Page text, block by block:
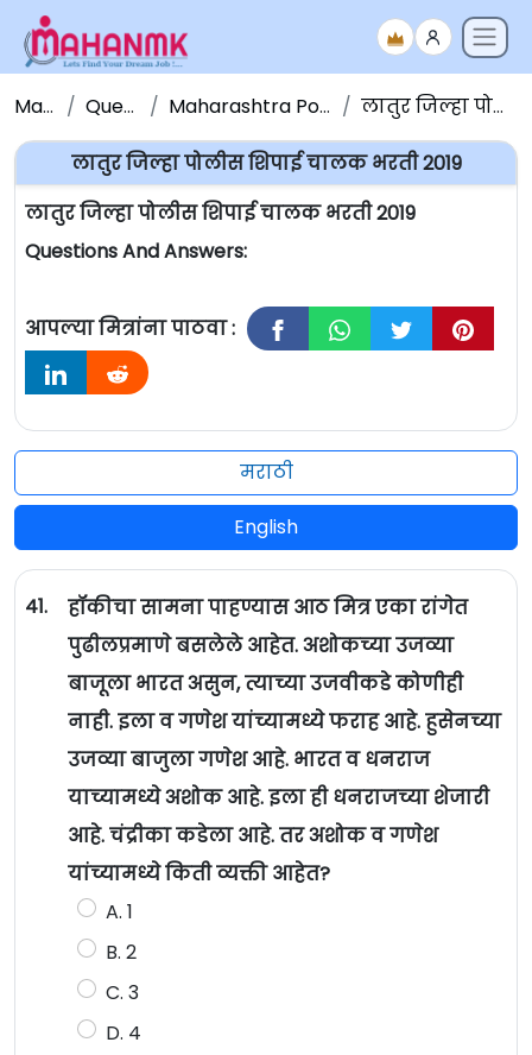
Maha NMK Question Papers Maharashtra Police Bharati Question Paper लातुर जिल्हा पोलीस शिपाई चालक भरती 2019
लातुर जिल्हा पोलीस शिपाई चालक भरती 2019
लातुर जिल्हा पोलीस शिपाई चालक भरती 2019
Questions And Answers:
आपल्या मित्रांना पाठवा :
मराठी
English
41.
हॉकीचा सामना पाहण्यास आठ मित्र एका रांगेत
पुढीलप्रमाणे बसलेले आहेत. अशोकच्या उजव्या
बाजूला भारत असुन, त्याच्या उजवीकडे कोणीही
नाही. इला व गणेश यांच्यामध्ये फराह आहे. हुसेनच्या
उजव्या बाजुला गणेश आहे. भारत व धनराज
याच्यामध्ये अशोक आहे. इला ही धनराजच्या शेजारी
आहे. चंद्रीका कडेला आहे. तर अशोक व गणेश
यांच्यामध्ये किती व्यक्ती आहेत?
A. 1
B. 2
C. 3
D. 4